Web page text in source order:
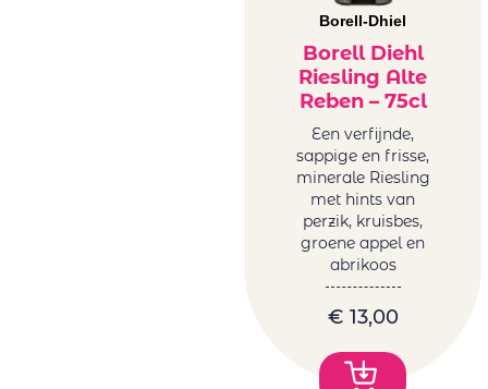
Borell-Dhiel
Borell Diehl
Riesling Alte
Reben – 75cl
Een verfijnde,
sappige en frisse,
minerale Riesling
met hints van
perzik, kruisbes,
groene appel en
abrikoos
€ 13,00